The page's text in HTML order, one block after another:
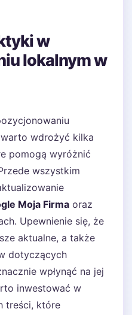
w
lokalnym w
wdrożyć kilka
pomogą wyróżnić
wszystkim
Moja Firma oraz
Upewnienie się, że
aktualne, a także
dotyczących
wpłynąć na jej
inwestować w
treści, które